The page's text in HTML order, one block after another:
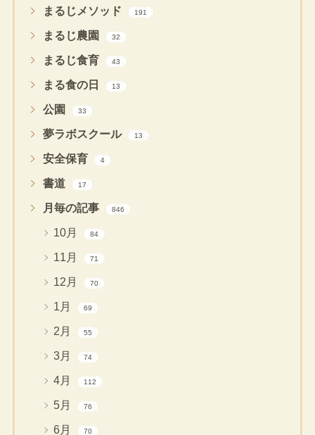
まるじメソッド 191
まるじ農園 32
まるじ食育 43
まる食の日 13
公園 33
夢ラボスクール 13
安全保育 4
書道 17
月毎の記事 846
10月 84
11月 71
12月 70
1月 69
2月 55
3月 74
4月 112
5月 76
6月 70